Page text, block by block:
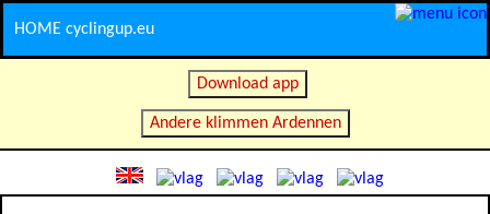
HOME cyclingup.eu
Download app
Andere klimmen Ardennen